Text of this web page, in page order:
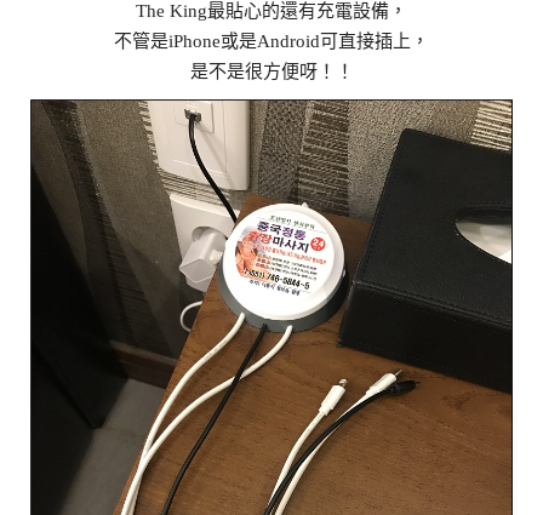
The King最貼心的還有充電設備，
不管是iPhone或是Android可直接插上，
是不是很方便呀！！